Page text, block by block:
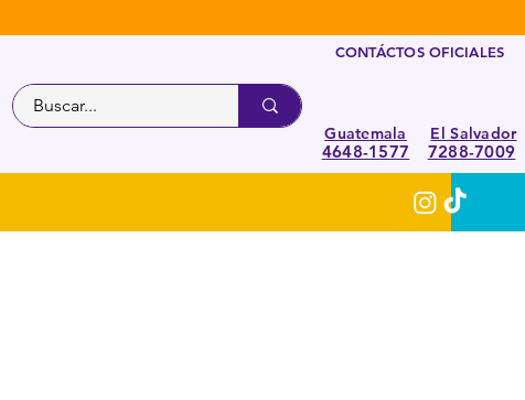
CONTÁCTOS OFICIALES
Guatemala El Salvador
4648-1577 7288-7009